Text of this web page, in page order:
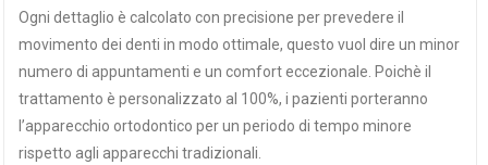
Ogni dettaglio è calcolato con precisione per prevedere il
movimento dei denti in modo ottimale, questo vuol dire un minor
numero di appuntamenti e un comfort eccezionale. Poichè il
trattamento è personalizzato al 100%, i pazienti porteranno
l’apparecchio ortodontico per un periodo di tempo minore
rispetto agli apparecchi tradizionali.